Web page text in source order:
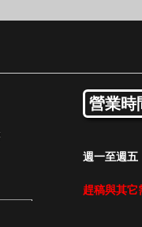
營業時
週一至週
趕稿與其它